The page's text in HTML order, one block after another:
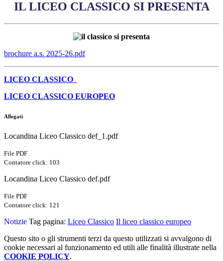
IL LICEO CLASSICO SI PRESENTA
brochure a.s. 2025-26.pdf
LICEO CLASSICO
LICEO CLASSICO EUROPEO
Allegati
Locandina Liceo Classico def_1.pdf
File PDF
Contatore click: 103
Locandina Liceo Classico def.pdf
File PDF
Contatore click: 121
Notizie Tag pagina: Liceo Classico Il liceo classico europeo
Questo sito o gli strumenti terzi da questo utilizzati si avvalgono di
cookie necessari al funzionamento ed utili alle finalità illustrate nella
COOKIE POLICY.